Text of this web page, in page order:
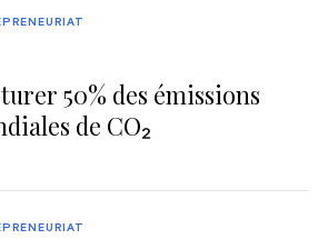
50% des émissions
de CO₂